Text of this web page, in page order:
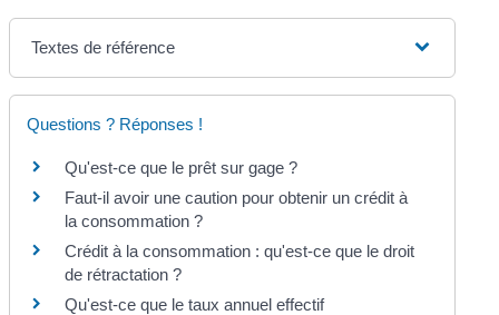
Textes de référence
Questions ? Réponses !
Qu'est-ce que le prêt sur gage ?
Faut-il avoir une caution pour obtenir un crédit à
la consommation ?
Crédit à la consommation : qu'est-ce que le droit
de rétractation ?
Qu'est-ce que le taux annuel effectif